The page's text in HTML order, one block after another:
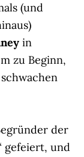
(und
in
zu Beginn,
der
gefeiert, und